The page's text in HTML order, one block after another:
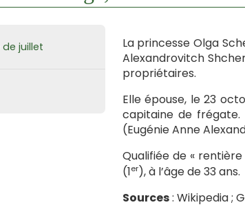
juillet
La princesse Olga
Alexandrovitch
propriétaires.
Elle épouse, le 23
capitaine de frégate.
(Eugénie Anne
Qualifiée de «
(1er), à l’âge de 33 ans.
Sources: Wikipedia ;